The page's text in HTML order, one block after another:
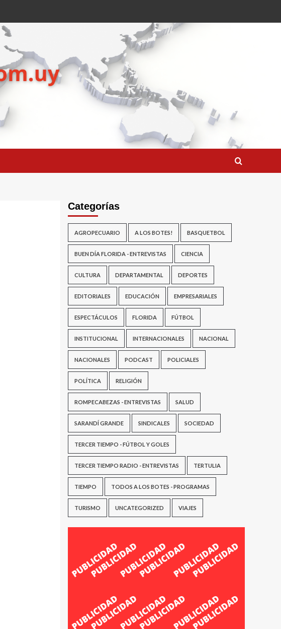
Categorías
AGROPECUARIO A LOS BOTES! BASQUETBOL
BUEN DÍA FLORIDA - ENTREVISTAS CIENCIA
CULTURA DEPARTAMENTAL DEPORTES
EDITORIALES EDUCACIÓN EMPRESARIALES
ESPECTÁCULOS FLORIDA FÚTBOL
INSTITUCIONAL INTERNACIONALES NACIONAL
NACIONALES PODCAST POLICIALES
POLÍTICA RELIGIÓN
ROMPECABEZAS - ENTREVISTAS SALUD
SARANDÍ GRANDE SINDICALES SOCIEDAD
TERCER TIEMPO - FÚTBOL Y GOLES
TERCER TIEMPO RADIO - ENTREVISTAS TERTULIA
TIEMPO TODOS A LOS BOTES - PROGRAMAS
TURISMO UNCATEGORIZED VIAJES